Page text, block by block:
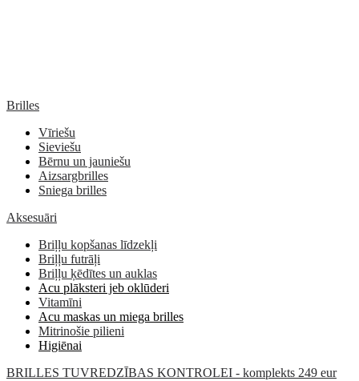
Brilles
Vīriešu
Sieviešu
Bērnu un jauniešu
Aizsargbrilles
Sniega brilles
Aksesuāri
Briļļu kopšanas līdzekļi
Briļļu futrāļi
Briļļu ķēdītes un auklas
Acu plāksteri jeb oklūderi
Vitamīni
Acu maskas un miega brilles
Mitrinošie pilieni
Higiēnai
BRILLES TUVREDZĪBAS KONTROLEI - komplekts 249 eur